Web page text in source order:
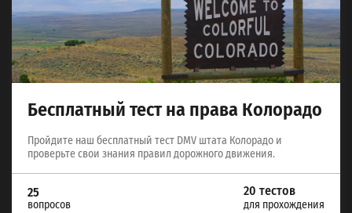
Бесплатный тест на права Колорадо
Пройдите наш бесплатный тест DMV штата Колорадо и
проверьте свои знания правил дорожного движения.
25
вопросов
20 тестов
для прохождения